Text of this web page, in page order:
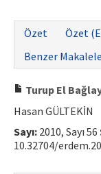
Özet
Özet
Benzer
Turup El
Hasan GÜLTEKİN
Sayı: 2010, Sayı 56
10.32704/